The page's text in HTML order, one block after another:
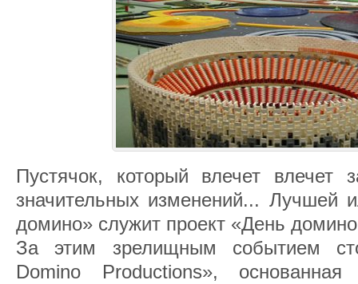
Пустячок, который влечет влечет
значительных изменений... Лучшей
домино» служит проект «День
За этим зрелищным событием
Domino Productions»,